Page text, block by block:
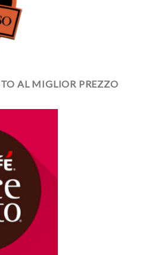
AL MIGLIOR PREZZO